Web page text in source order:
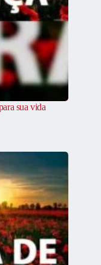
sua vida